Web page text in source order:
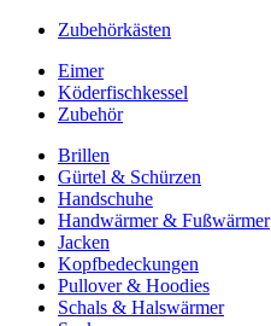
Zubehörkästen
Eimer
Köderfischkessel
Zubehör
Brillen
Gürtel & Schürzen
Handschuhe
Handwärmer & Fußwärmer
Jacken
Kopfbedeckungen
Pullover & Hoodies
Schals & Halswärmer